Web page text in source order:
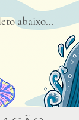
abaixo...